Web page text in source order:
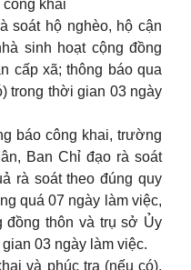
khai
soát hộ nghèo, hộ cận
sinh hoạt cộng đồng
cấp xã; thông báo qua
trong thời gian 03 ngày
báo công khai, trường
Ban Chỉ đạo rà soát
rà soát theo đúng quy
quá 07 ngày làm việc,
đồng thôn và trụ sở Ủy
03 ngày làm việc.
và phúc tra (nếu có),